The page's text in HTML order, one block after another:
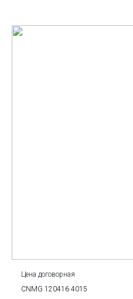
Цена договорная
CNMG 120416 4015